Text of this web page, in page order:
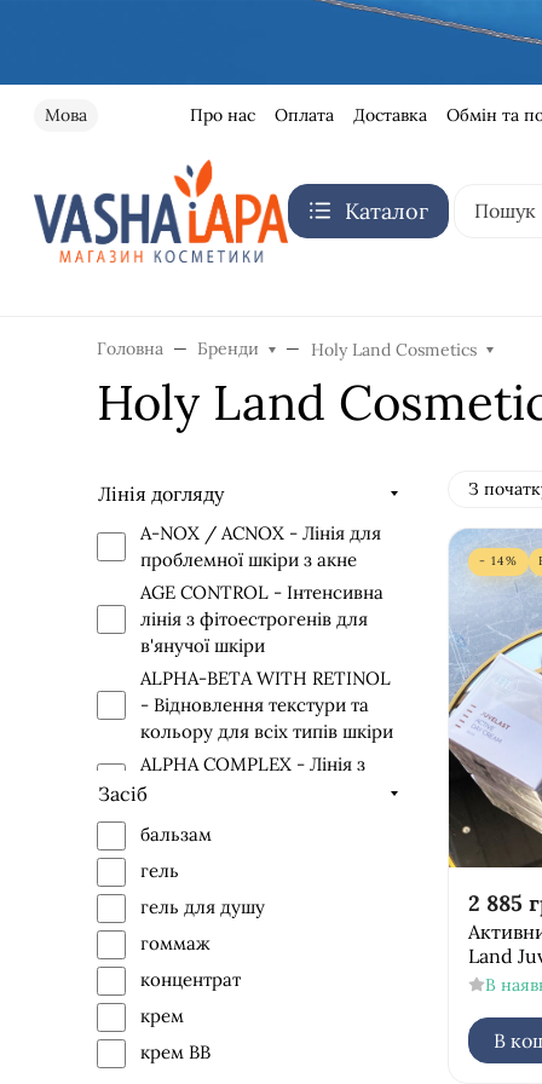
Мова Про нас Оплата Доставка Обмін та
Каталог
Головна Бренди Holy Land Cosmetics
Holy Land
Лінія догляду
A-NOX / AСNOX - Лінія для
проблемної шкіри з акне
AGE CONTROL - Інтенсивна
лінія з фітоестрогенів для
в'янучої шкіри
ALPHA-BETA WITH RETINOL
- Відновлення текстури та
кольору для всіх типів шкіри
ALPHA COMPLEX - Лінія з
AHA кислотами
AZULENE - Лінія для чутливої
шкіри
BE FIRST - Лінія для чоловіків
BIO REPAIR - Лінія для
відновлення пошкодженої
шкіри і для шкіри, схильної
до куперозу
BODY THERAPY - Лінія
догляду за тілом
Засіб
бальзам
гель
гель для душу
гоммаж
концентрат
крем
крем ВВ
З
- 14%
2 885
Land
В
В